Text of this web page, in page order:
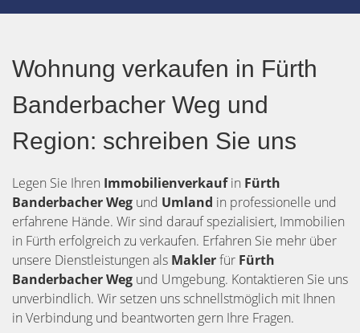
Wohnung verkaufen in Fürth
Banderbacher Weg und
Region: schreiben Sie uns
Legen Sie Ihren Immobilienverkaufin Fürth
Banderbacher Weg und Umland in professionelle und
erfahrene Hände. Wir sind darauf spezialisiert, Immobilien
in Fürth erfolgreich zu verkaufen. Erfahren Sie mehr über
unsere Dienstleistungen als Maklerfür Fürth
Banderbacher Weg und Umgebung. Kontaktieren Sie uns
unverbindlich. Wir setzen uns schnellstmöglich mit Ihnen
in Verbindung und beantworten gern Ihre Fragen.